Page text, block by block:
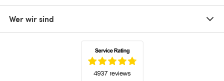
Wer wir sind